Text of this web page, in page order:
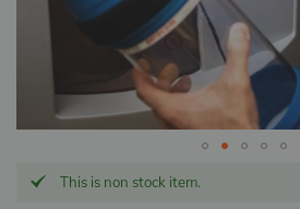
This is non stock item.
Skip